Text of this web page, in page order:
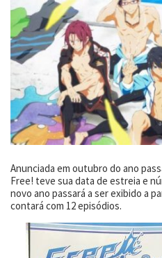
Anunciada em outubro do ano
Free! teve sua data de estreia e
novo ano passará a ser exibido a
contará com 12 episódios.